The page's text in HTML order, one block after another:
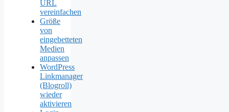
URL
vereinfachen
Größe
von
eingebetteten
Medien
anpassen
WordPress
Linkmanager
(Blogroll)
wieder
aktivieren